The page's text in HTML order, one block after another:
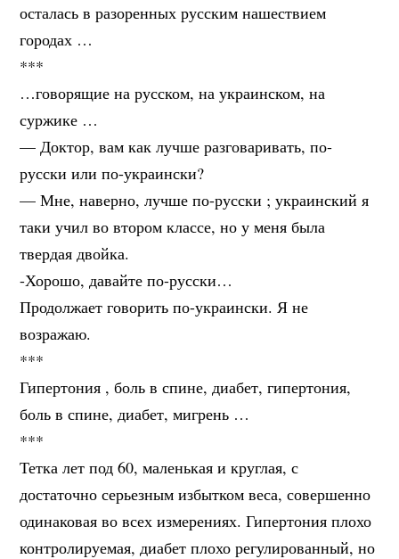
осталась в разоренных русским нашествием
городах …
***
…говорящие на русском, на украинском, на
суржике …
— Доктор, вам как лучше разговаривать, по-
русски или по-украински?
— Мне, наверно, лучше по-русски ; украинский я
таки учил во втором классе, но у меня была
твердая двойка.
-Хорошо, давайте по-русски…
Продолжает говорить по-украински. Я не
возражаю.
***
Гипертония , боль в спине, диабет, гипертония,
боль в спине, диабет, мигрень …
***
Тетка лет под 60, маленькая и круглая, с
достаточно серьезным избытком веса, совершенно
одинаковая во всех измерениях. Гипертония плохо
контролируемая, диабет плохо регулированный, но